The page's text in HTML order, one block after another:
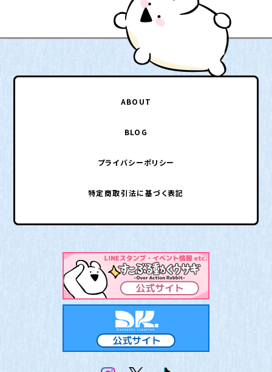
ABOUT
BLOG
プライバシーポリシー
特定商取引法に基づく表記